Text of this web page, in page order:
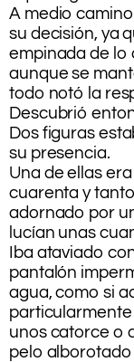
A medio
su decisión, ya
empinada de lo
aunque se
todo notó la
Descubrió
Dos figuras
su presencia.
Una de ellas
cuarenta y
adornado por
lucían unas
Iba ataviado
pantalón
agua, como si
particularmente
unos catorce o
pelo alborotado